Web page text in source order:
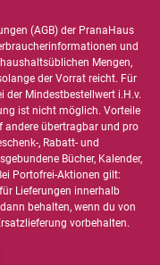
(AGB) der PranaHaus
und
Mengen,
der Vorrat reicht. Für
der Mindestbestellwert i.H.v.
ist nicht möglich. Vorteile
übertragbar und pro
, Rabatt- und
Bücher, Kalender,
Portofrei-Aktionen gilt:
Lieferungen innerhalb
behalten, wenn du von
vorbehalten.